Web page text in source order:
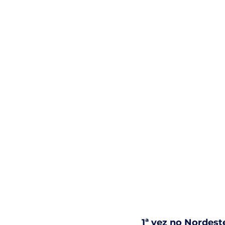
1ª vez no